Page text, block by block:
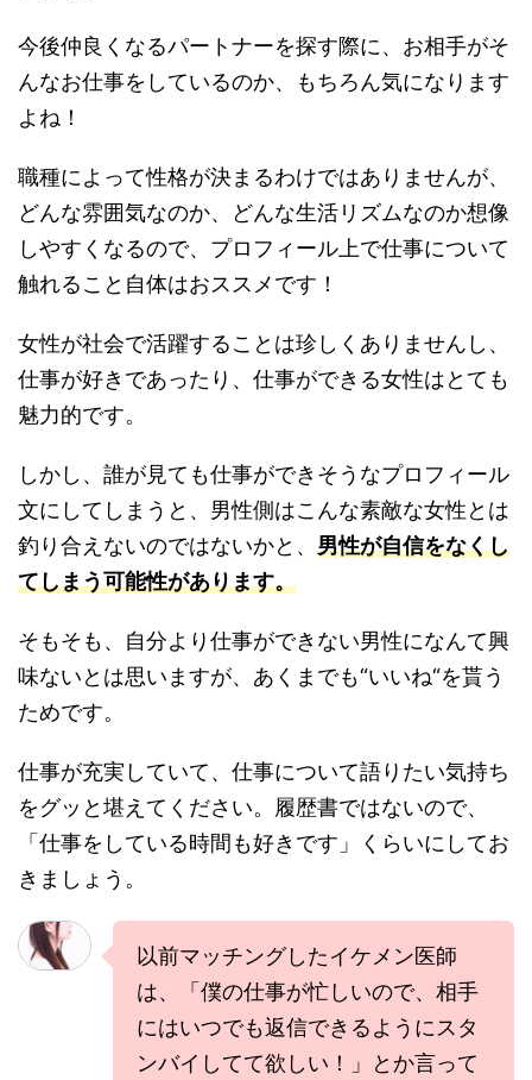
今後仲良くなるパートナーを探す際に、お相手がそ
んなお仕事をしているのか、もちろん気になります
よね！
職種によって性格が決まるわけではありませんが、
どんな雰囲気なのか、どんな生活リズムなのか想像
しやすくなるので、プロフィール上で仕事について
触れること自体はおススメです！
女性が社会で活躍することは珍しくありませんし、
仕事が好きであったり、仕事ができる女性はとても
魅力的です。
しかし、誰が見ても仕事ができそうなプロフィール
文にしてしまうと、男性側はこんな素敵な女性とは
釣り合えないのではないかと、 男性が自信をなくし
てしまう可能性があります。
そもそも、自分より仕事ができない男性になんて興
味ないとは思いますが、あくまでも“いいね“を貰う
ためです。
仕事が充実していて、仕事について語りたい気持ち
をグッと堪えてください。履歴書ではないので、
「仕事をしている時間も好きです」くらいにしてお
きましょう。
以前マッチングしたイケメン医師
は、「僕の仕事が忙しいので、相手
にはいつでも返信できるようにスタ
ンバイしてて欲しい！」とか言って